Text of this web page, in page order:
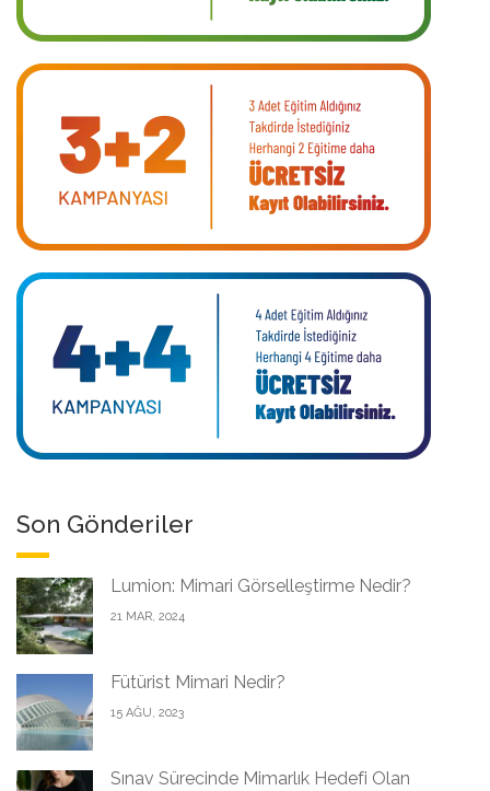
Son Gönderiler
Lumion: Mimari Görselleştirme Nedir?
21 MAR, 2024
Fütürist Mimari Nedir?
15 AĞU, 2023
Sınav Sürecinde Mimarlık Hedefi Olan